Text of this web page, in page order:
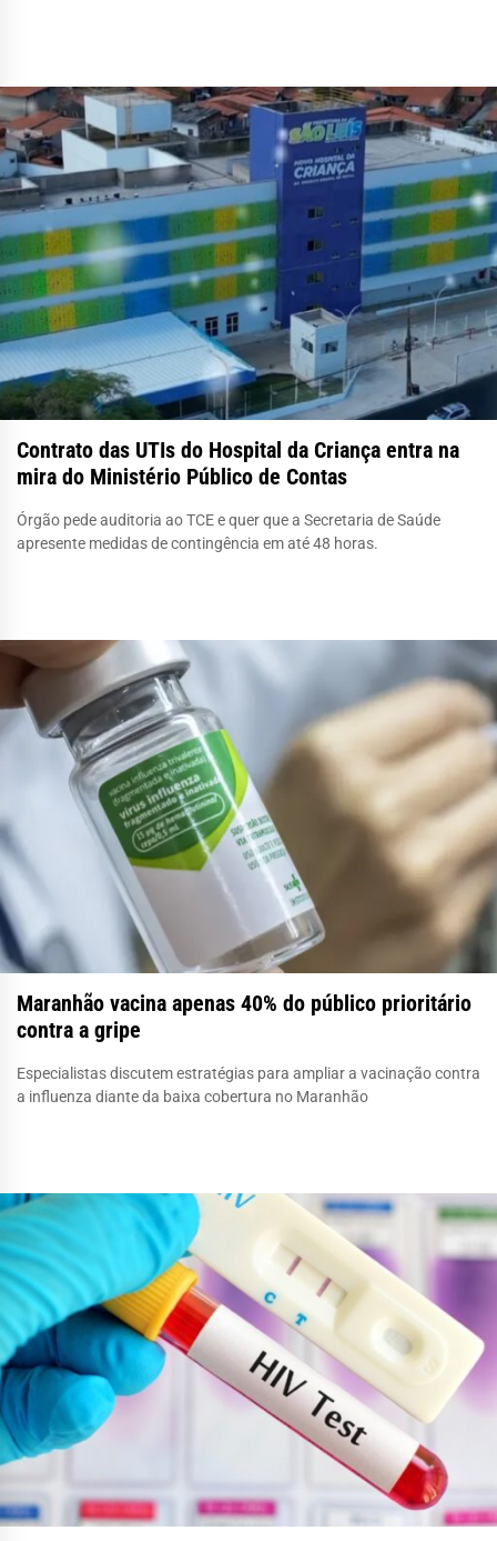
Contrato das UTIs do Hospital da Criança entra na
mira do Ministério Público de Contas
Órgão pede auditoria ao TCE e quer que a Secretaria de Saúde
apresente medidas de contingência em até 48 horas.
Maranhão vacina apenas 40% do público prioritário
contra a gripe
Especialistas discutem estratégias para ampliar a vacinação contra
a influenza diante da baixa cobertura no Maranhão